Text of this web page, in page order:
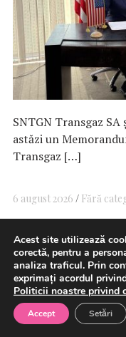
SNTGN Transgaz
astăzi un
Transgaz […]
6 august 2026 Fără
Oana Țoiu
omologul
reluarea
Acest site utilizează
corectă, pentru a
analiza traficul. Prin
exprimați acordul
Politicii noastre privind
Accept Setări